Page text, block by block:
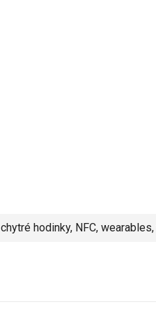
chytré hodinky, NFC, wearables,